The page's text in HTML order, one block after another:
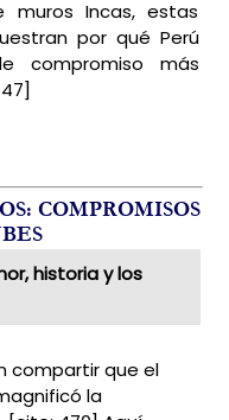
muros Incas, estas
por qué Perú
compromiso más
COMPROMISOS
historia y los
compartir que el
la